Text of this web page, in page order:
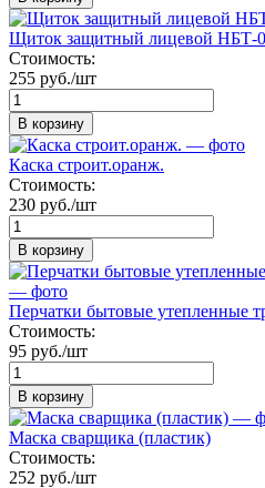
Щиток защитный лицевой НБТ-
Стоимость:
255 руб./шт
В корзину
Каска строит.оранж.
Стоимость:
230 руб./шт
В корзину
Перчатки бытовые утепленные
Стоимость:
95 руб./шт
В корзину
Маска сварщика (пластик)
Стоимость:
252 руб./шт